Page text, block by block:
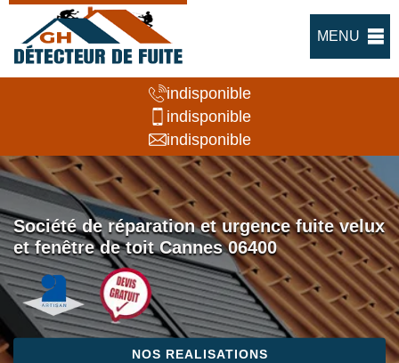
MENU
indisponible
indisponible
indisponible
Société de réparation et urgence fuite velux
et fenêtre de toit Cannes 06400
NOS REALISATIONS